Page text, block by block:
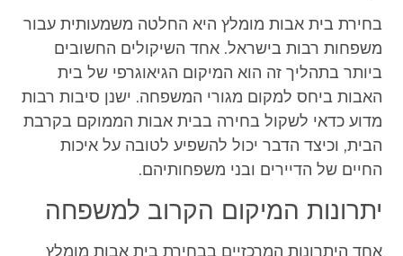
בחירת בית אבות מומלץ היא החלטה משמעותית עבור
משפחות רבות בישראל. אחד השיקולים החשובים
ביותר בתהליך זה הוא המיקום הגיאוגרפי של בית
האבות ביחס למקום מגורי המשפחה. ישנן סיבות רבות
מדוע כדאי לשקול בחירה בבית אבות הממוקם בקרבת
הבית, וכיצד הדבר יכול להשפיע לטובה על איכות
החיים של הדיירים ובני משפחותיהם.
יתרונות המיקום הקרוב למשפחה
אחד היתרונות המרכזיים בבחירת בית אבות מומלץ